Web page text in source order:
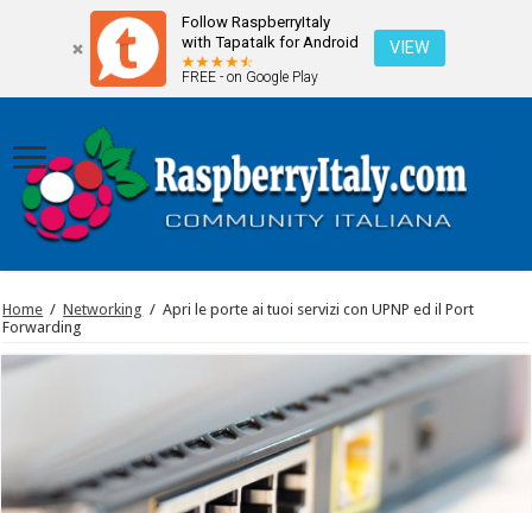
Follow RaspberryItaly
with Tapatalk for Android
FREE - on Google Play
VIEW
Home / Networking / Apri le porte ai tuoi servizi con UPNP ed il Port
Forwarding